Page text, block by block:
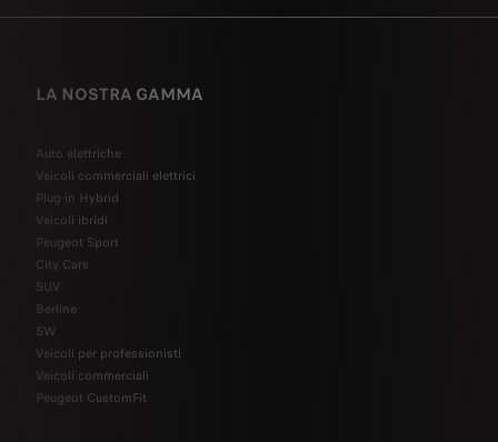
LA NOSTRA GAMMA
Auto elettriche
Veicoli commerciali elettrici
Plug-in Hybrid
Veicoli ibridi
Peugeot Sport
City Cars
SUV
Berline
SW
Veicoli per professionisti
Veicoli commerciali
Peugeot CustomFit